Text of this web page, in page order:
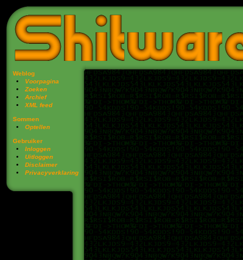
Weblog
Voorpagina
Zoeken
Archief
XML feed
Sommen
Optellen
Gebruiker
Inloggen
Uitloggen
Disclaimer
Privacy­verklaring